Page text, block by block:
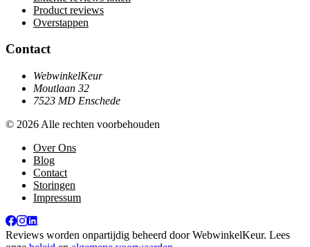
Product reviews
Overstappen
Contact
WebwinkelKeur
Moutlaan 32
7523 MD Enschede
© 2026 Alle rechten voorbehouden
Over Ons
Blog
Contact
Storingen
Impressum
Reviews worden onpartijdig beheerd doorWebwinkelKeur. Lees